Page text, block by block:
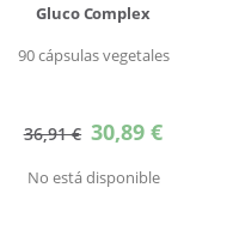
Gluco Complex
90 cápsulas vegetales
36,91 € Precio
especial
30,89 €
No está disponible